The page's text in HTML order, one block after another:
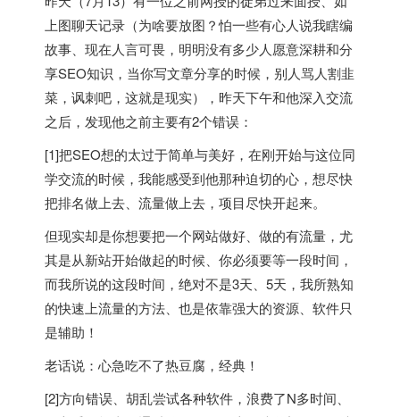
上图聊天记录（为啥要放图？怕一些有心人说我瞎编
故事、现在人言可畏，明明没有多少人愿意深耕和分
享SEO知识，当你写文章分享的时候，别人骂人割韭
菜，讽刺吧，这就是现实），昨天下午和他深入交流
之后，发现他之前主要有2个错误：
[1]把SEO想的太过于简单与美好，在刚开始与这位同
学交流的时候，我能感受到他那种迫切的心，想尽快
把排名做上去、流量做上去，项目尽快开起来。
但现实却是你想要把一个网站做好、做的有流量，尤
其是从新站开始做起的时候、你必须要等一段时间，
而我所说的这段时间，绝对不是3天、5天，我所熟知
的快速上流量的方法、也是依靠强大的资源、软件只
是辅助！
老话说：心急吃不了热豆腐，经典！
[2]方向错误、胡乱尝试各种软件，浪费了N多时间、